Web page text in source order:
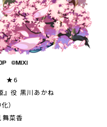
★6
』役 黒川あかね
）
舞菜香